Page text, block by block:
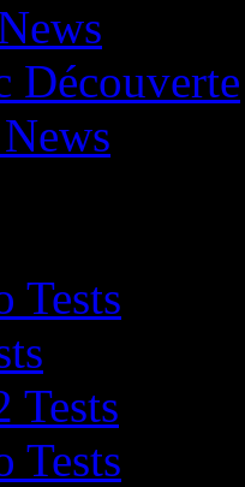
Découverte
Tests
Tests
Tests